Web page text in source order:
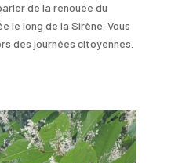
de la renouée du
le long de la Sirène. Vous
des journées citoyennes.